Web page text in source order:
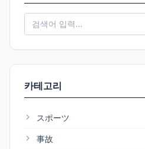
카테고리
スポーツ
事故